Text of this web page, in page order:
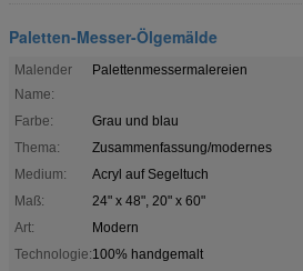
Paletten-Messer-Ölgemälde
Malender
Name:
Palettenmessermalereien
Farbe:
Grau und blau
Thema:
Zusammenfassung/modernes
Medium:
Acryl auf Segeltuch
Maß:
24" x 48", 20" x 60"
Art:
Modern
Technologie:100% handgemalt